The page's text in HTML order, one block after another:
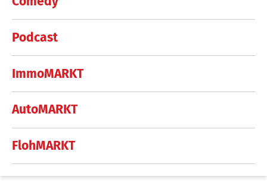
Podcast
ImmoMARKT
AutoMARKT
FlohMARKT